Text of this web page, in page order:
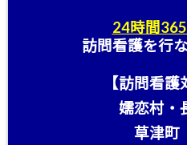
24時間
訪問看護を行
【訪問看護
嬬恋村・
草津